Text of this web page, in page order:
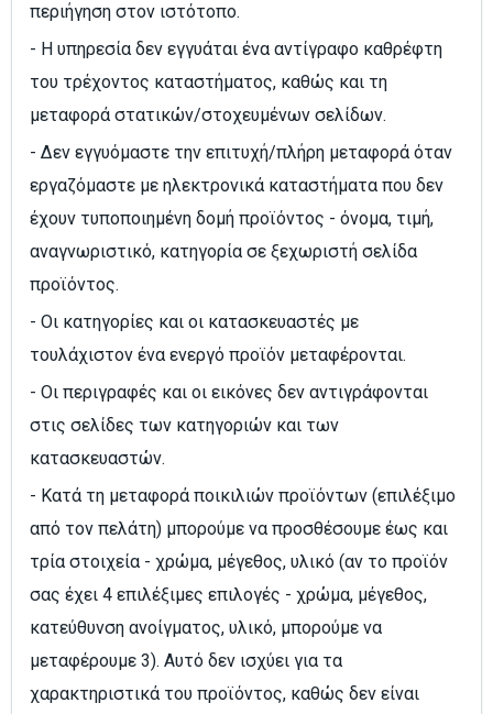
περιήγηση στον ιστότοπο.
- Η υπηρεσία δεν εγγυάται ένα αντίγραφο καθρέφτη
του τρέχοντος καταστήματος, καθώς και τη
μεταφορά στατικών/στοχευμένων σελίδων.
- Δεν εγγυόμαστε την επιτυχή/πλήρη μεταφορά όταν
εργαζόμαστε με ηλεκτρονικά καταστήματα που δεν
έχουν τυποποιημένη δομή προϊόντος - όνομα, τιμή,
αναγνωριστικό, κατηγορία σε ξεχωριστή σελίδα
προϊόντος.
- Οι κατηγορίες και οι κατασκευαστές με
τουλάχιστον ένα ενεργό προϊόν μεταφέρονται.
- Οι περιγραφές και οι εικόνες δεν αντιγράφονται
στις σελίδες των κατηγοριών και των
κατασκευαστών.
- Κατά τη μεταφορά ποικιλιών προϊόντων (επιλέξιμο
από τον πελάτη) μπορούμε να προσθέσουμε έως και
τρία στοιχεία - χρώμα, μέγεθος, υλικό (αν το προϊόν
σας έχει 4 επιλέξιμες επιλογές - χρώμα, μέγεθος,
κατεύθυνση ανοίγματος, υλικό, μπορούμε να
μεταφέρουμε 3). Αυτό δεν ισχύει για τα
χαρακτηριστικά του προϊόντος, καθώς δεν είναι